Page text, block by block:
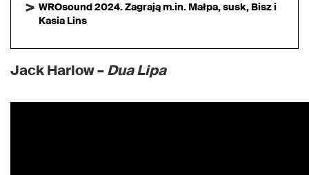
WROsound 2024. Zagrają m.in. Małpa, susk, Bisz i
Kasia Lins
Jack Harlow –Dua Lipa